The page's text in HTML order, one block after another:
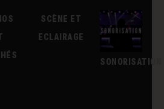
SCÈNE ET
ECLAIRAGE
SONORISATION